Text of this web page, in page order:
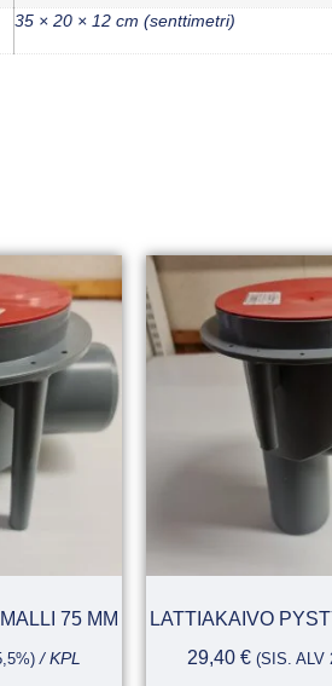
35 × 20 × 12 cm (senttimetri)
75 MM
/ KPL
LATTIAKAIVO
29,40 € (SIS. ALV